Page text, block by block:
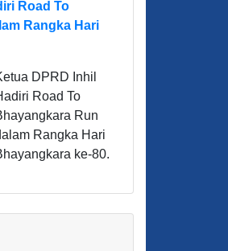
Road To
Rangka Hari
DPRD Inhil
Road To
Run
Rangka Hari
ke-80.